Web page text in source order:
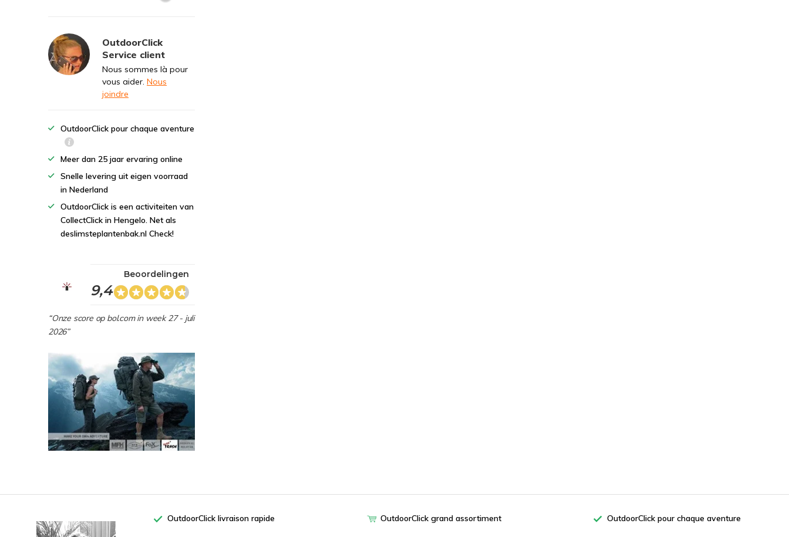
OutdoorClick
Service client
Nous sommes là pour
vous aider. Nous
joindre
OutdoorClick pour chaque aventure
Meer dan 25 jaar ervaring online
Snelle levering uit eigen voorraad
in Nederland
OutdoorClick is een activiteiten van
CollectClick in Hengelo. Net als
deslimsteplantenbak.nl Check!
9,4
Beoordelingen
“Onze score op bol.com in week 27 - juli
2026”
OutdoorClick livraison rapide OutdoorClick grand assortiment OutdoorClick pour chaque aventure